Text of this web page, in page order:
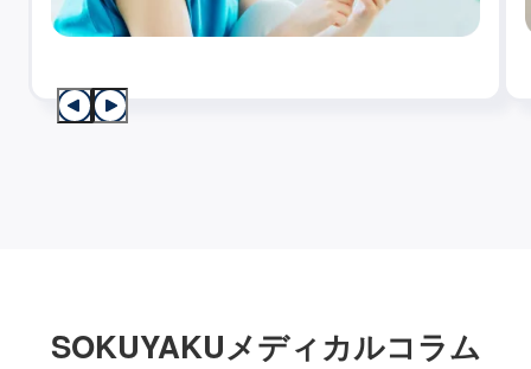
SOKUYAKUメディカルコラム